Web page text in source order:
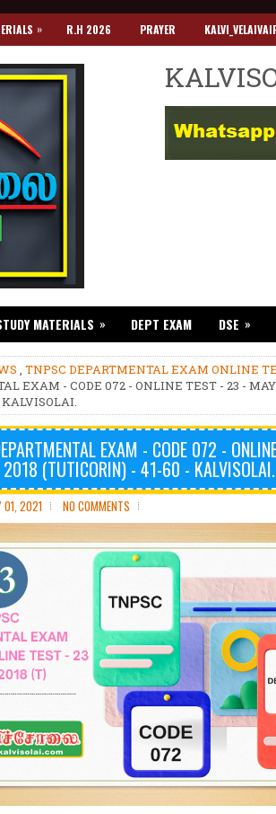
» R.H 2026 PRAYER
MATERIALS » DEPT EXAM DSE »
, TNPSC DEPARTMENTAL EXAM ONLINE
EXAM - CODE 072 - ONLINE TEST - 23 -
EXAM - CODE 072 -
(TUTICORIN) - 41-60 - KALVISOLAI.
01, 2021 NO COMMENTS